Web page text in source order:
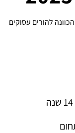
להורים עסוקים